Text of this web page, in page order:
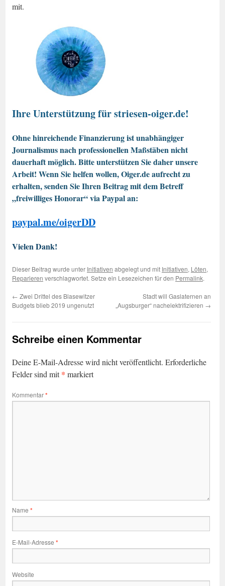
mit.
Ihre Unterstützung für striesen-oiger.de!
Ohne hinreichende Finanzierung ist unabhängiger
Journalismus nach professionellen Maßstäben nicht
dauerhaft möglich. Bitte unterstützen Sie daher unsere
Arbeit! Wenn Sie helfen wollen, Oiger.de aufrecht zu
erhalten, senden Sie Ihren Beitrag mit dem Betreff
„freiwilliges Honorar“ via Paypal an:
paypal.me/oigerDD
Vielen Dank!
Dieser Beitrag wurde unter Initiativen abgelegt und mit Initiativen, Löten,
Reparieren verschlagwortet. Setze ein Lesezeichen für den Permalink.
← Zwei Drittel des Blasewitzer
Budgets blieb 2019 ungenutzt
Stadt will Gaslaternen an
„Augsburger“ nachelektrifizieren →
Schreibe einen Kommentar
Deine E-Mail-Adresse wird nicht veröffentlicht. Erforderliche
Felder sind mit* markiert
Kommentar*
Name *
E-Mail-Adresse *
Website